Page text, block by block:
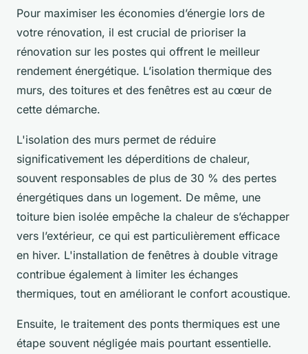
Pour maximiser les économies d’énergie lors de
votre rénovation, il est crucial de prioriser la
rénovation sur les postes qui offrent le meilleur
rendement énergétique. L’isolation thermique des
murs, des toitures et des fenêtres est au cœur de
cette démarche.
L'isolation des murs permet de réduire
significativement les déperditions de chaleur,
souvent responsables de plus de 30 % des pertes
énergétiques dans un logement. De même, une
toiture bien isolée empêche la chaleur de s’échapper
vers l’extérieur, ce qui est particulièrement efficace
en hiver. L'installation de fenêtres à double vitrage
contribue également à limiter les échanges
thermiques, tout en améliorant le confort acoustique.
Ensuite, le traitement des ponts thermiques est une
étape souvent négligée mais pourtant essentielle.